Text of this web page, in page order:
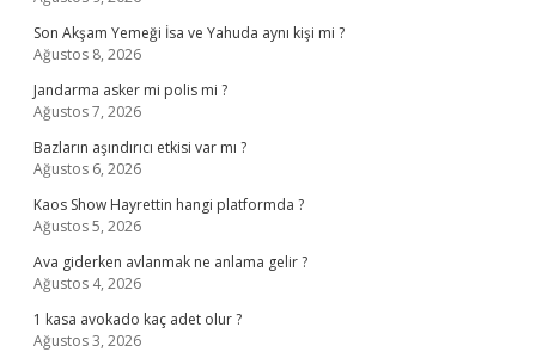
Son Akşam Yemeği İsa ve Yahuda aynı kişi mi ?
Ağustos 8, 2026
Jandarma asker mi polis mi ?
Ağustos 7, 2026
Bazların aşındırıcı etkisi var mı ?
Ağustos 6, 2026
Kaos Show Hayrettin hangi platformda ?
Ağustos 5, 2026
Ava giderken avlanmak ne anlama gelir ?
Ağustos 4, 2026
1 kasa avokado kaç adet olur ?
Ağustos 3, 2026